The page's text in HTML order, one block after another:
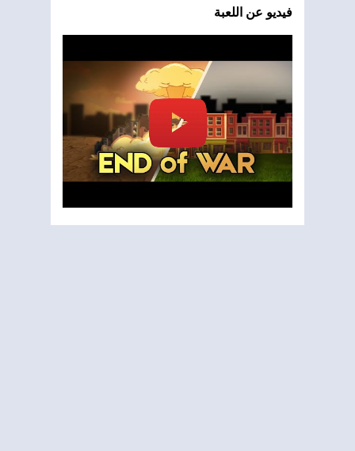
فيديو عن اللعبة